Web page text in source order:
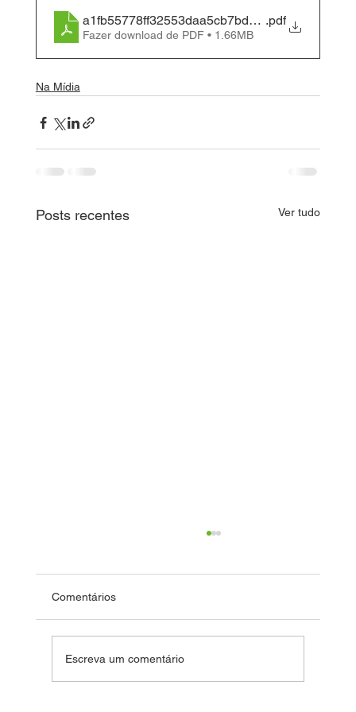
a1fb55778ff32553daa5cb7bd2f2c182
.pdf
Fazer download de PDF • 1.66MB
Na Mídia
Posts recentes Ver tudo
Comentários
Escreva um comentário